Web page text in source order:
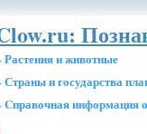
Растения и животные
Страны и государства
Cправочная информация